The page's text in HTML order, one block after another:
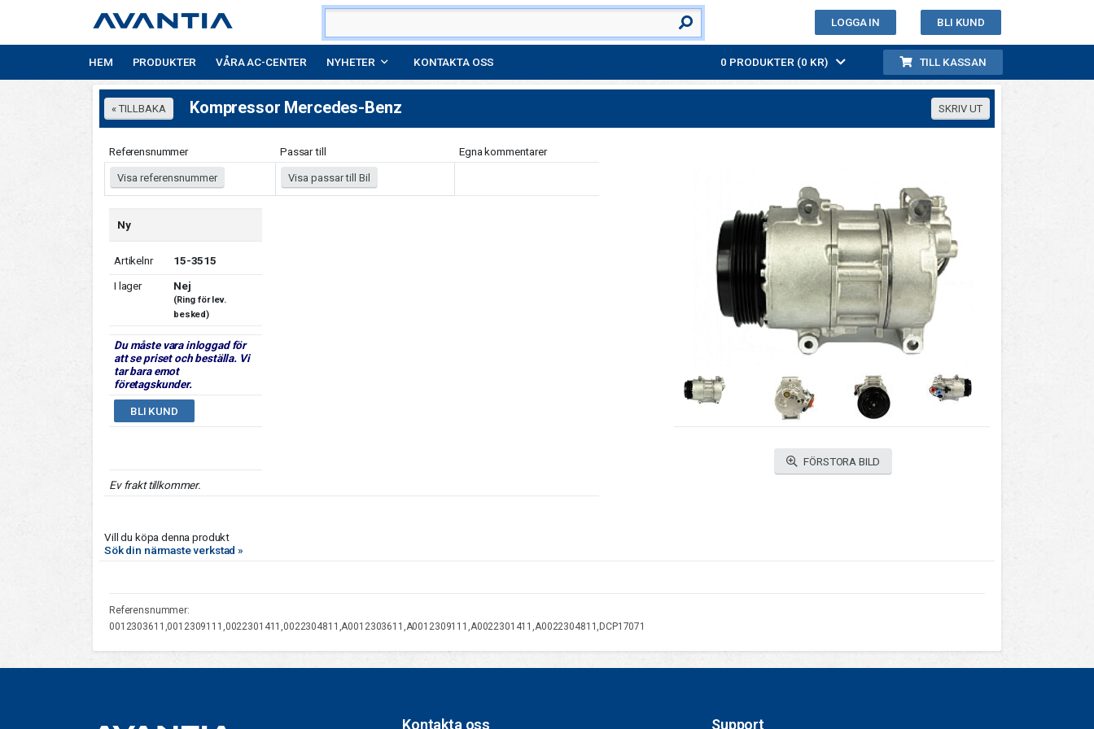
BLI KUND
LOGGA IN
HEM PRODUKTER VÅRA AC-CENTER NYHETER KONTAKTA OSS TILL KASSAN
0 PRODUKTER (0 KR)
Kompressor Mercedes-Benz
Referensnummer Passar till Egna kommentarer
Visa referensnummer Visa passar till Bil
Ny
Artikelnr
15-3515
I lager
Nej
(Ring för lev.
besked)
Du måste vara inloggad för
att se priset och beställa. Vi
tar bara emot
företagskunder.
BLI KUND
Ev frakt tillkommer.
Vill du köpa denna produkt
Sök din närmaste verkstad »
FÖRSTORA BILD
Referensnummer:
0012303611,0012309111,0022301411,0022304811,A0012303611,A0012309111,A0022301411,A0022304811,DCP17071
Kontakta oss Support